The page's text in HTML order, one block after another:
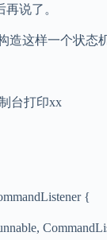
说了。
造这样一个状态
台打印xx
{